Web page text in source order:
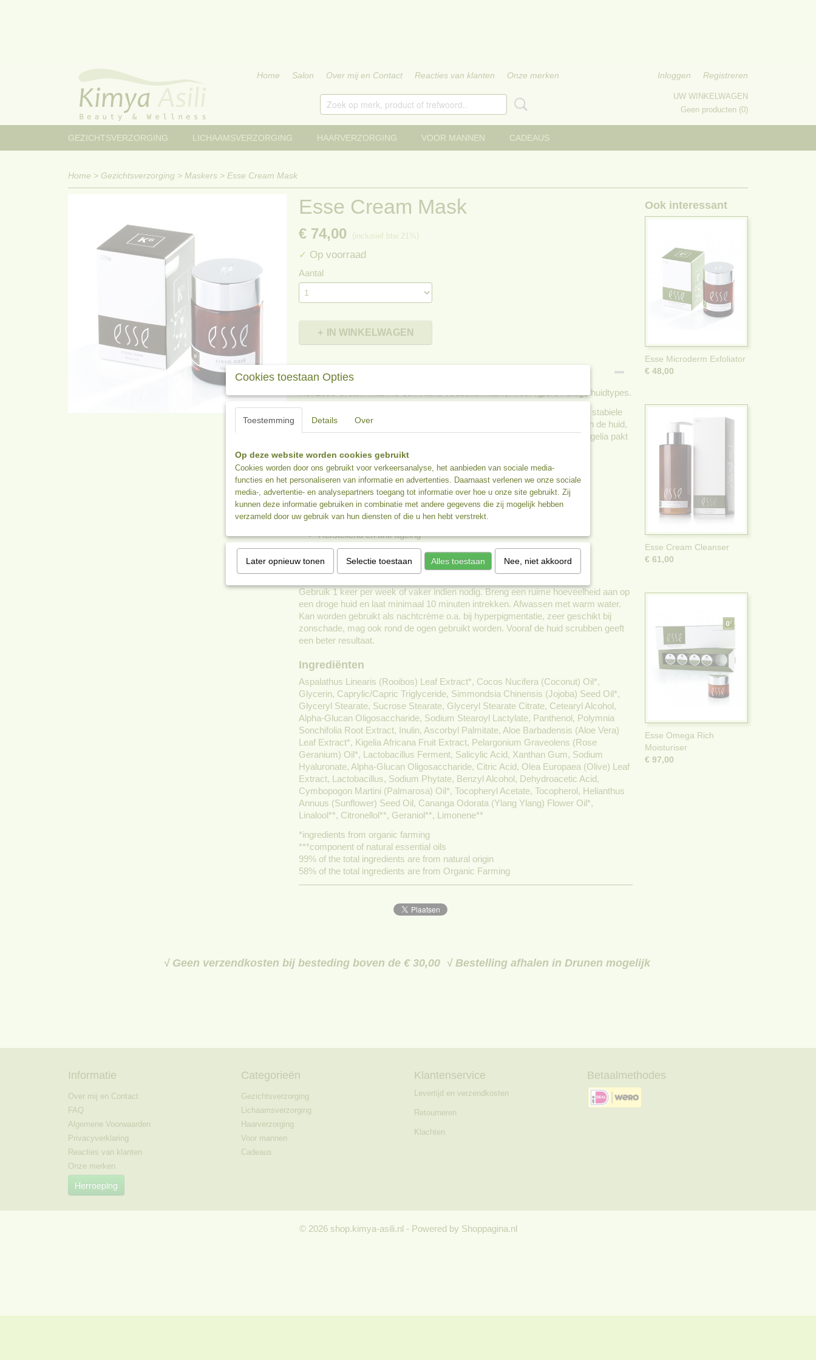
Home Salon Over mij en Contact Reacties van klanten Onze merken Inloggen Registreren
UW WINKELWAGEN
Geen producten (0)
GEZICHTSVERZORGING LICHAAMSVERZORGING HAARVERZORGING VOOR MANNEN CADEAUS
Home > Gezichtsverzorging > Maskers > Esse Cream Mask
Esse Cream Mask
€ 74,00 (inclusief btw 21%)
✓ Op voorraad
Aantal
IN WINKELWAGEN
Omschrijving
Het Esse Cream Mask is een intens voedend masker voor rijpere / droge huidtypes.
Dit masker is geschikt als ultieme voeding voor de zeer droge huid. Bevat stabiele
Vitamine B, E en C waarvan aantoonbaar is gemaakt dat ze de textuur van de huid,
hyperpigmentatie en herstel van huidcellen verbeteren. Met de hulp van Kigelia pakt
Gedetailleerde informatie over het Esse Cream Mask
Hydraterend en maakt zachter
Verhelderend
Vermindert fijne lijntjes en rimpeltjes
Herstellend en anti-ageing
Inhoud 50 ml
Gebruik
Gebruik 1 keer per week of vaker indien nodig. Breng een ruime hoeveelheid aan op
een droge huid en laat minimaal 10 minuten intrekken. Afwassen met warm water.
Kan worden gebruikt als nachtcrème o.a. bij hyperpigmentatie, zeer geschikt bij
zonschade, mag ook rond de ogen gebruikt worden. Vooraf de huid scrubben geeft
een beter resultaat.
Ingrediënten
Aspalathus Linearis (Rooibos) Leaf Extract*, Cocos Nucifera (Coconut) Oil*,
Glycerin, Caprylic/Capric Triglyceride, Simmondsia Chinensis (Jojoba) Seed Oil*,
Glyceryl Stearate, Sucrose Stearate, Glyceryl Stearate Citrate, Cetearyl Alcohol,
Alpha-Glucan Oligosaccharide, Sodium Stearoyl Lactylate, Panthenol, Polymnia
Sonchifolia Root Extract, Inulin, Ascorbyl Palmitate, Aloe Barbadensis (Aloe Vera)
Leaf Extract*, Kigelia Africana Fruit Extract, Pelargonium Graveolens (Rose
Geranium) Oil*, Lactobacillus Ferment, Salicylic Acid, Xanthan Gum, Sodium
Hyaluronate, Alpha-Glucan Oligosaccharide, Citric Acid, Olea Europaea (Olive) Leaf
Extract, Lactobacillus, Sodium Phytate, Benzyl Alcohol, Dehydroacetic Acid,
Cymbopogon Martini (Palmarosa) Oil*, Tocopheryl Acetate, Tocopherol, Helianthus
Annuus (Sunflower) Seed Oil, Cananga Odorata (Ylang Ylang) Flower Oil*,
Linalool**, Citronellol**, Geraniol**, Limonene**
*ingredients from organic farming
***component of natural essential oils
99% of the total ingredients are from natural origin
58% of the total ingredients are from Organic Farming
Ook interessant
Esse Microderm Exfoliator
€ 48,00
Esse Cream Cleanser
€ 61,00
Esse Omega Rich
Moisturiser
€ 97,00
√ Geen verzendkosten bij besteding boven de € 30,00 √ Bestelling afhalen in Drunen mogelijk
Informatie
Over mij en Contact
FAQ
Algemene Voorwaarden
Privacyverklaring
Reacties van klanten
Onze merken
Herroeping
Categorieën
Gezichtsverzorging
Lichaamsverzorging
Haarverzorging
Voor mannen
Cadeaus
Klantenservice
Levertijd en verzendkosten
Retourneren
Klachten
Betaalmethodes
© 2026 shop.kimya-asili.nl - Powered by Shoppagina.nl
Cookies toestaan Opties
Toestemming Details Over
Op deze website worden cookies gebruikt
Cookies worden door ons gebruikt voor verkeersanalyse, het aanbieden van sociale media-
functies en het personaliseren van informatie en advertenties. Daarnaast verlenen we onze sociale
media-, advertentie- en analysepartners toegang tot informatie over hoe u onze site gebruikt. Zij
kunnen deze informatie gebruiken in combinatie met andere gegevens die zij mogelijk hebben
verzameld door uw gebruik van hun diensten of die u hen hebt verstrekt.
Later opnieuw tonen Selectie toestaan Alles toestaan Nee, niet akkoord